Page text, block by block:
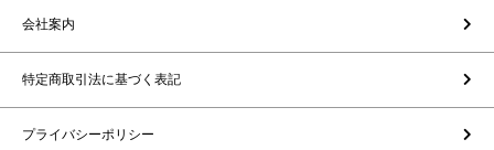
会社案内
特定商取引法に基づく表記
プライバシーポリシー